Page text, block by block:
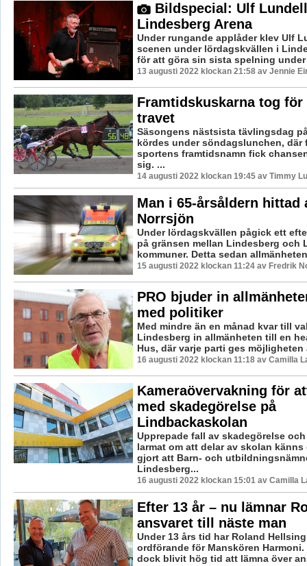
Bildspecial: Ulf
Lindesberg Arena
Under rungande applåder klev Ulf
scenen under lördagskvällen i
för att göra sin sista spelning
13 augusti 2022 klockan 21:58 av Jennie
Framtidskuskarna tog för
travet
Säsongens nästsista tävlingsdag
kördes under söndagslunchen, där
sportens framtidsnamn fick
sig. ...
14 augusti 2022 klockan 19:45 av Timmy
Man i 65-årsåldern hittad
Norrsjön
Under lördagskvällen pågick ett
på gränsen mellan Lindesberg och
kommuner. Detta sedan
15 augusti 2022 klockan 11:24 av Fredrik
PRO bjuder in
med politiker
Med mindre än en månad kvar till
Lindesberg in allmänheten till en
Hus, där varje parti ges möjligheten
16 augusti 2022 klockan 11:18 av Camilla
Kameraövervakning för
med skadegörelse på
Lindbackaskolan
Upprepade fall av skadegörelse
larmat om att delar av skolan
gjort att Barn- och
Lindesberg...
16 augusti 2022 klockan 15:01 av Camilla
Efter 13 år – nu lämnar
ansvaret till näste man
Under 13 års tid har Roland
ordförande för Manskören Harmoni.
dock blivit hög tid att lämna över